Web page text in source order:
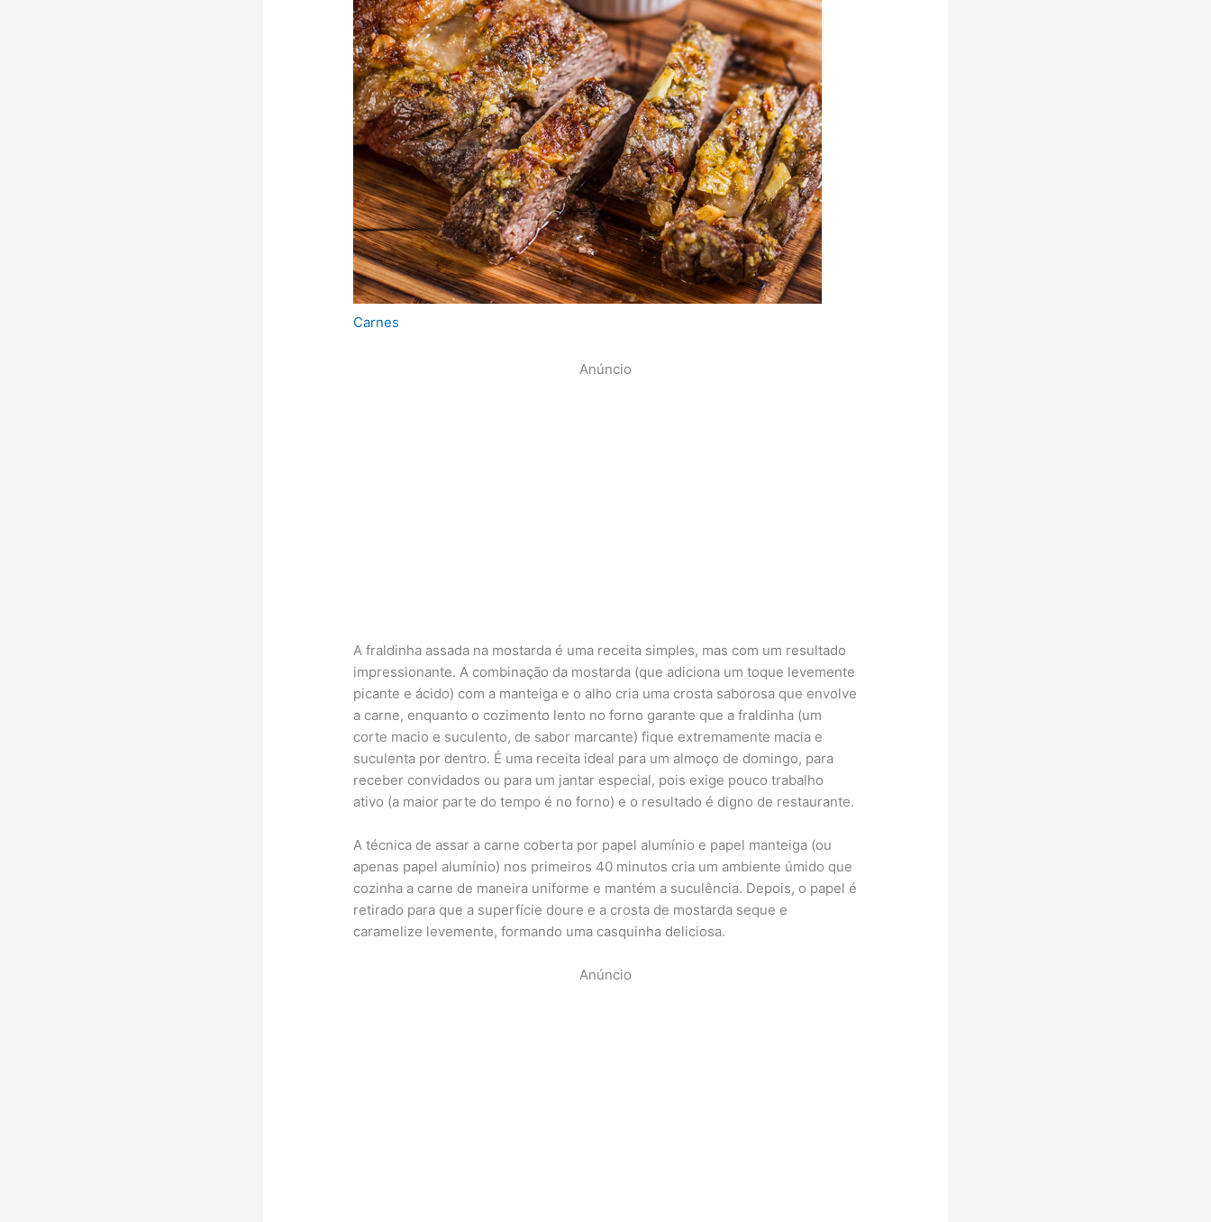
Carnes
Anúncio
A fraldinha assada na mostarda é uma receita simples, mas com um resultado
impressionante. A combinação da mostarda (que adiciona um toque levemente
picante e ácido) com a manteiga e o alho cria uma crosta saborosa que envolve
a carne, enquanto o cozimento lento no forno garante que a fraldinha (um
corte macio e suculento, de sabor marcante) fique extremamente macia e
suculenta por dentro. É uma receita ideal para um almoço de domingo, para
receber convidados ou para um jantar especial, pois exige pouco trabalho
ativo (a maior parte do tempo é no forno) e o resultado é digno de restaurante.
A técnica de assar a carne coberta por papel alumínio e papel manteiga (ou
apenas papel alumínio) nos primeiros 40 minutos cria um ambiente úmido que
cozinha a carne de maneira uniforme e mantém a suculência. Depois, o papel é
retirado para que a superfície doure e a crosta de mostarda seque e
caramelize levemente, formando uma casquinha deliciosa.
Anúncio